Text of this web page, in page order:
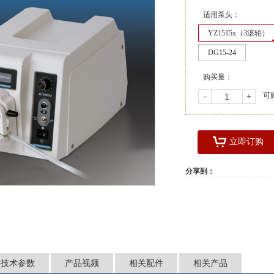
适用泵头：
YZ1515x（3滚轮）
DG15-24
购买量：
- + 可
立即订购
分享到：
技术参数 产品视频 相关配件 相关产品